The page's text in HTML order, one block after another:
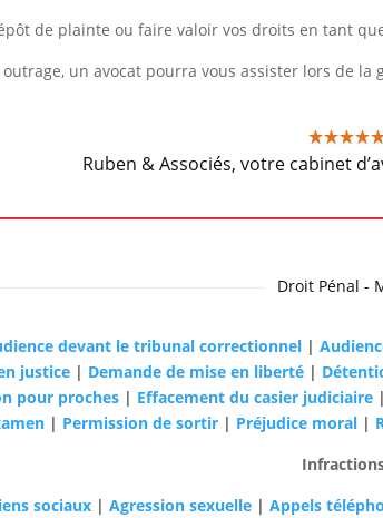
de plainte ou faire valoir vos droits en tant
un avocat pourra vous assister lors de
Ruben & Associés, votre cabinet
Droit Pénal -
devant le tribunal correctionnel|
justice | Demande de mise en liberté |
pour proches | Effacement du casier judiciaire |
| Permission de sortir | Préjudice moral |
sociaux | Agression sexuelle | Appels